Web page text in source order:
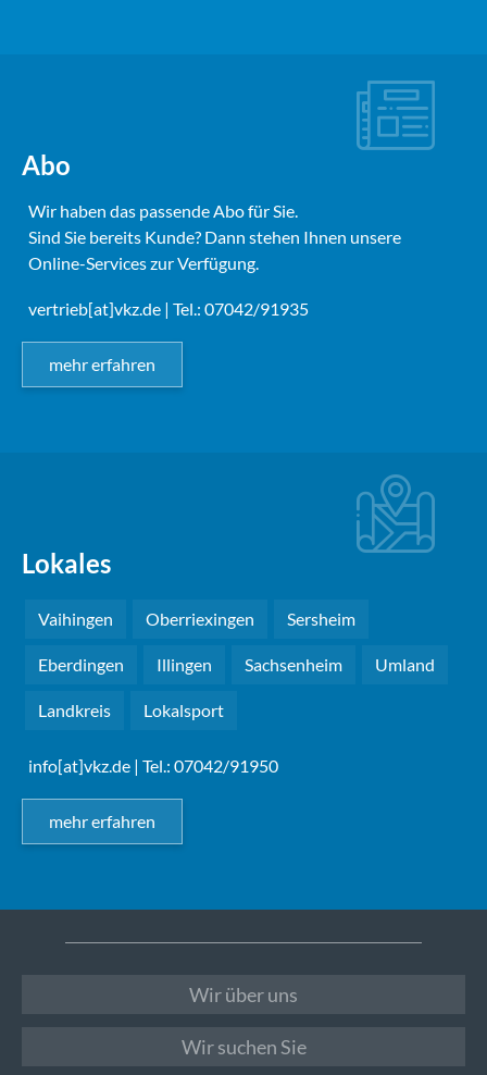
Abo
Wir haben das passende Abo für Sie.
Sind Sie bereits Kunde? Dann stehen Ihnen unsere
Online-Services zur Verfügung.
vertrieb[at]vkz.de | Tel.: 07042/91935
mehr erfahren
Lokales
Vaihingen Oberriexingen Sersheim
Eberdingen Illingen Sachsenheim Umland
Landkreis Lokalsport
info[at]vkz.de | Tel.: 07042/91950
mehr erfahren
Wir über uns
Wir suchen Sie